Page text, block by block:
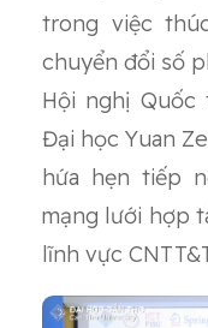
trong việc
chuyển đổi số
Hội nghị Quốc
Đại học Yuan
hứa hẹn tiếp
mạng lưới hợp
lĩnh vực